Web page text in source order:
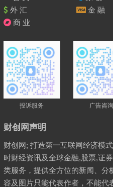
外 汇
金 融
商 业
投诉服务 广告咨询
财创网声明
财创网; 打造第一互联网经济模
时财经资讯及全球金融,股票,证
类服务，提供全方位的新闻、分
容及图片只能代表作者，不能代